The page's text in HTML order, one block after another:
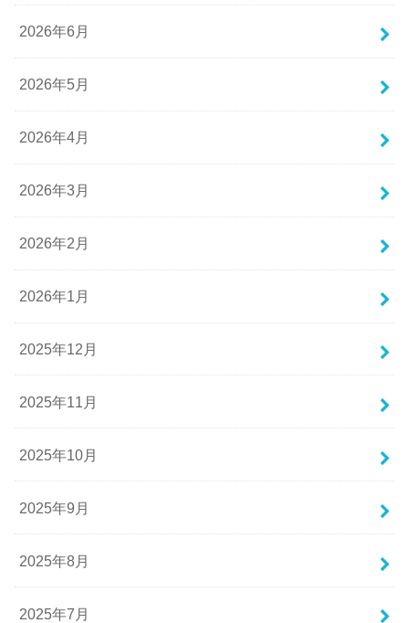
2026年6月
2026年5月
2026年4月
2026年3月
2026年2月
2026年1月
2025年12月
2025年11月
2025年10月
2025年9月
2025年8月
2025年7月